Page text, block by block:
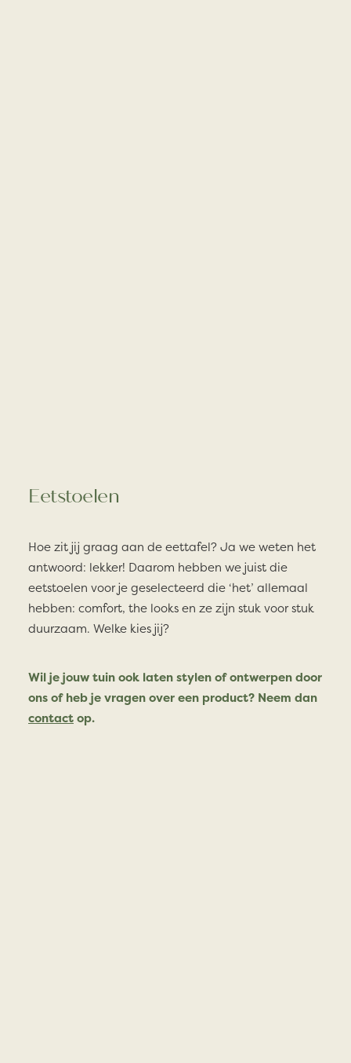
Eetstoelen
Hoe zit jij graag aan de eettafel? Ja we weten het
antwoord: lekker! Daarom hebben we juist die
eetstoelen voor je geselecteerd die ‘het’ allemaal
hebben: comfort, the looks en ze zijn stuk voor stuk
duurzaam. Welke kies jij?
Wil je jouw tuin ook laten stylen of ontwerpen door
ons of heb je vragen over een product? Neem dan
contactop.